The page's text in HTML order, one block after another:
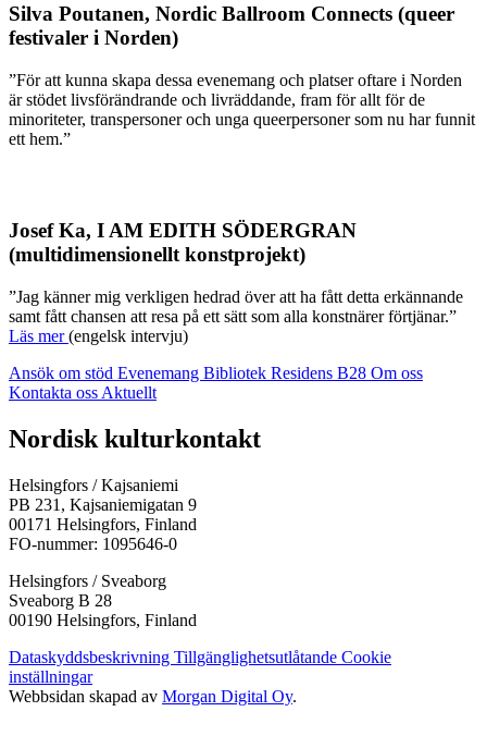
Silva Poutanen, Nordic Ballroom Connects (queer
festivaler i Norden)
”För att kunna skapa dessa evenemang och platser oftare i Norden
är stödet livsförändrande och livräddande, fram för allt för de
minoriteter, transpersoner och unga queerpersoner som nu har funnit
ett hem.”
Josef Ka, I AM EDITH SÖDERGRAN
(multidimensionellt konstprojekt)
”Jag känner mig verkligen hedrad över att ha fått detta erkännande
samt fått chansen att resa på ett sätt som alla konstnärer förtjänar.”
Läs mer(engelsk intervju)
Ansök om stöd Evenemang Bibliotek Residens B28 Om oss
Kontakta oss Aktuellt
Facebook:
Öppnas
en
ny
flik
Instagram:
Öppnas
en
ny
flik
TikTok:
Öppnas
en
ny
flik
Youtube:
Öppnas
en
ny
flik
Vimeo:
Öppnas
en
ny
flik
Nordisk kulturkontakt
Helsingfors / Kajsaniemi
PB 231, Kajsaniemigatan 9
00171 Helsingfors, Finland
FO-nummer: 1095646-0
Helsingfors / Sveaborg
Sveaborg B 28
00190 Helsingfors, Finland
Dataskyddsbeskrivning Tillgänglighetsutlåtande Cookie
inställningar
Webbsidan skapad av Morgan Digital Oy.